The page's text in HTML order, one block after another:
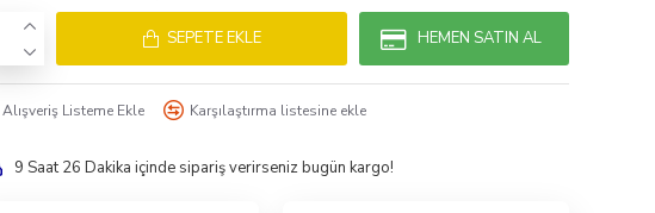
SEPETE EKLE HEMEN SATIN AL
Alışveriş Listeme Ekle Karşılaştırma listesine ekle
9 Saat 26 Dakika içinde sipariş verirseniz bugün kargo!